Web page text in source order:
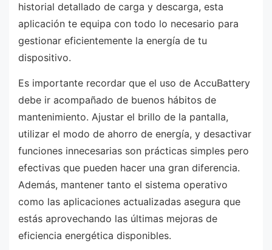
historial detallado de carga y descarga, esta
aplicación te equipa con todo lo necesario para
gestionar eficientemente la energía de tu
dispositivo.
Es importante recordar que el uso de AccuBattery
debe ir acompañado de buenos hábitos de
mantenimiento. Ajustar el brillo de la pantalla,
utilizar el modo de ahorro de energía, y desactivar
funciones innecesarias son prácticas simples pero
efectivas que pueden hacer una gran diferencia.
Además, mantener tanto el sistema operativo
como las aplicaciones actualizadas asegura que
estás aprovechando las últimas mejoras de
eficiencia energética disponibles.